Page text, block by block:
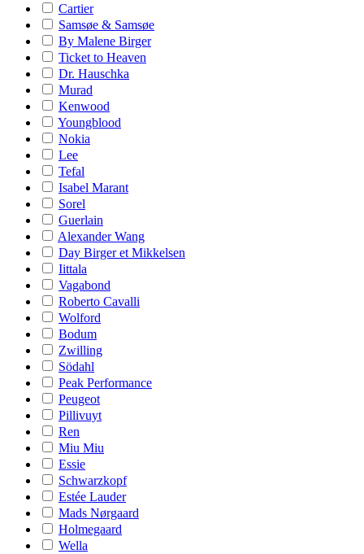
Cartier
Samsøe & Samsøe
By Malene Birger
Ticket to Heaven
Dr. Hauschka
Murad
Kenwood
Youngblood
Nokia
Lee
Tefal
Isabel Marant
Sorel
Guerlain
Alexander Wang
Day Birger et Mikkelsen
Iittala
Vagabond
Roberto Cavalli
Wolford
Bodum
Zwilling
Södahl
Peak Performance
Peugeot
Pillivuyt
Ren
Miu Miu
Essie
Schwarzkopf
Estée Lauder
Mads Nørgaard
Holmegaard
Wella